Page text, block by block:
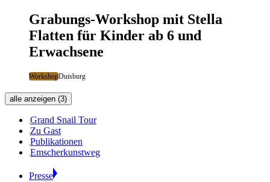
Grabungs-Workshop mit Stella
Flatten für Kinder ab 6 und
Erwachsene
WorkshopDuisburg
alle anzeigen (3)
Grand Snail Tour
Zu Gast
Publikationen
Emscherkunstweg
Presse